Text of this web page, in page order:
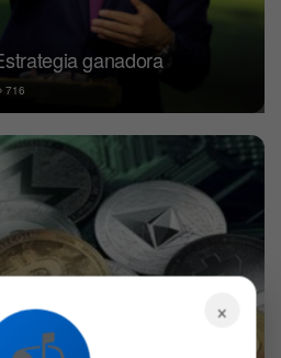
ganadora
716
×